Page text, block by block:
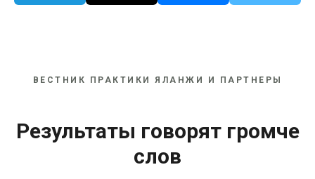
ВЕСТНИК ПРАКТИКИ ЯЛАНЖИ И ПАРТНЕРЫ
Результаты говорят громче
слов